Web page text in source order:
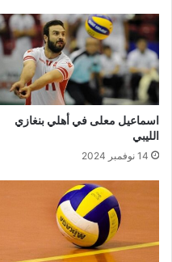
اسماعيل معلى في أهلي بنغازي
الليبي
14 نوفمبر 2024